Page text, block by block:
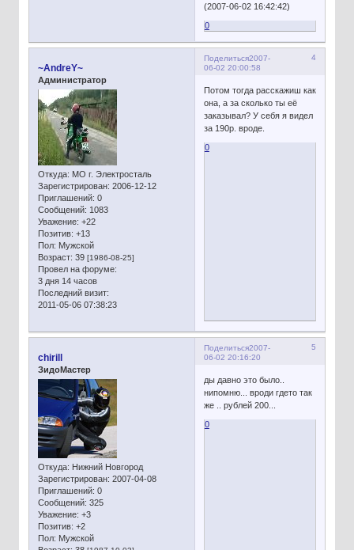
(2007-06-02 16:42:42)
0
Поделиться 4
2007-
06-02 20:00:58
~AndreY~
Администратор
Откуда: МО г. Электросталь
Зарегистрирован: 2006-12-12
Приглашений: 0
Сообщений: 1083
Уважение: +22
Позитив: +13
Пол: Мужской
Возраст: 39 [1986-08-25]
Провел на форуме:
3 дня 14 часов
Последний визит:
2011-05-06 07:38:23
Потом тогда расскажиш как
она, а за сколько ты её
заказывал? У себя я видел
за 190р. вроде.
0
Поделиться 5
2007-
06-02 20:16:20
chirill
ЗидоМастер
Откуда: Нижний Новгород
Зарегистрирован: 2007-04-08
Приглашений: 0
Сообщений: 325
Уважение: +3
Позитив: +2
Пол: Мужской
ды давно это было..
нипомню... вроди гдето так
же .. рублей 200...
0